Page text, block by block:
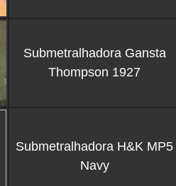
Submetralhadora Gansta
Thompson 1927
Submetralhadora H&K MP5
Navy